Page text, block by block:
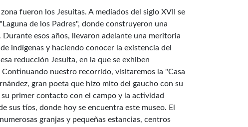
fueron los Jesuitas. A mediados del siglo XVII se
de los Padres", donde construyeron una
esos años, llevaron adelante una meritoria
indígenas y haciendo conocer la existencia del
reducción Jesuita, en la que se exhiben
nuestro recorrido, visitaremos la "Casa
gran poeta que hizo mito del gaucho con su
primer contacto con el campo y la actividad
sus tíos, donde hoy se encuentra este museo. El
granjas y pequeñas estancias, centros